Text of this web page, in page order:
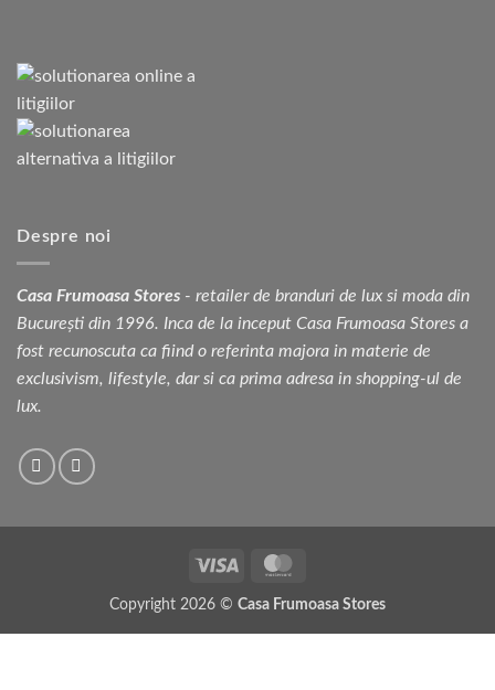
Despre noi
Casa Frumoasa Stores - retailer de branduri de lux si moda din
București din 1996. Inca de la inceput Casa Frumoasa Stores a
fost recunoscuta ca fiind o referinta majora in materie de
exclusivism, lifestyle, dar si ca prima adresa in shopping-ul de
lux.
Visa
Copyright 2026 © Casa Frumoasa Stores